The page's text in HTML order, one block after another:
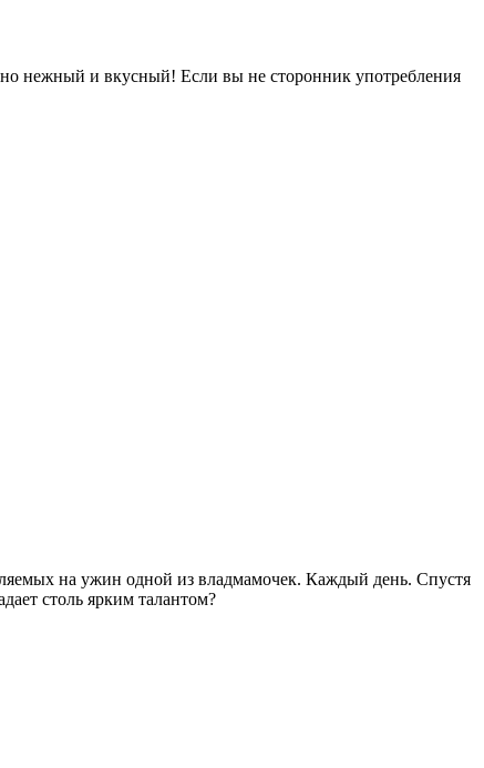
нежный и вкусный! Если вы не сторонник употребления
на ужин одной из владмамочек. Каждый день. Спустя
столь ярким талантом?